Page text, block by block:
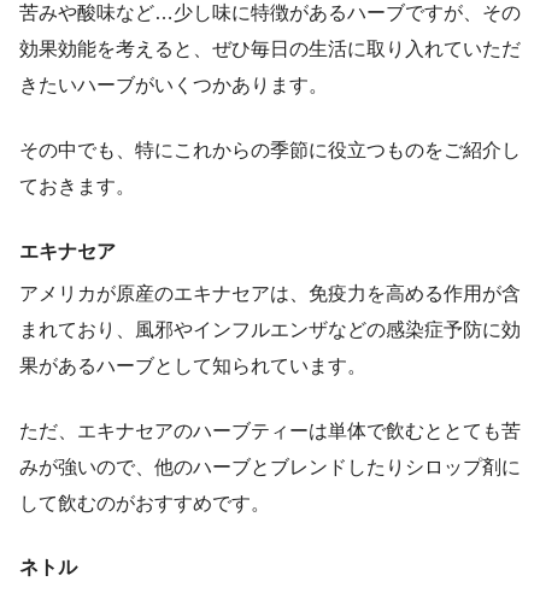
苦みや酸味など…少し味に特徴があるハーブですが、その
効果効能を考えると、ぜひ毎日の生活に取り入れていただ
きたいハーブがいくつかあります。
その中でも、特にこれからの季節に役立つものをご紹介し
ておきます。
エキナセア
アメリカが原産のエキナセアは、免疫力を高める作用が含
まれており、風邪やインフルエンザなどの感染症予防に効
果があるハーブとして知られています。
ただ、エキナセアのハーブティーは単体で飲むととても苦
みが強いので、他のハーブとブレンドしたりシロップ剤に
して飲むのがおすすめです。
ネトル